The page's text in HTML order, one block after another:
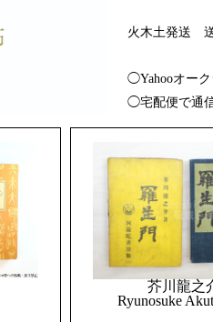
火木土発送
◯Yahooオーク
◯宅配便で通
芥川龍之
Ryunosuke